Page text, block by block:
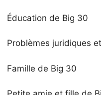
Éducation de Big 30
Problèmes juridiques
Famille de Big 30